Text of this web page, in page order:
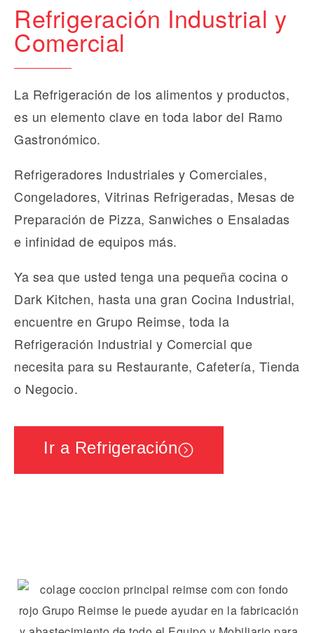
Refrigeración Industrial y
Comercial
La Refrigeración de los alimentos y productos,
es un elemento clave en toda labor del Ramo
Gastronómico.
Refrigeradores Industriales y Comerciales,
Congeladores, Vitrinas Refrigeradas, Mesas de
Preparación de Pizza, Sanwiches o Ensaladas
e infinidad de equipos más.
Ya sea que usted tenga una pequeña cocina o
Dark Kitchen, hasta una gran Cocina Industrial,
encuentre en Grupo Reimse, toda la
Refrigeración Industrial y Comercial que
necesita para su Restaurante, Cafetería, Tienda
o Negocio.
Ir a Refrigeración